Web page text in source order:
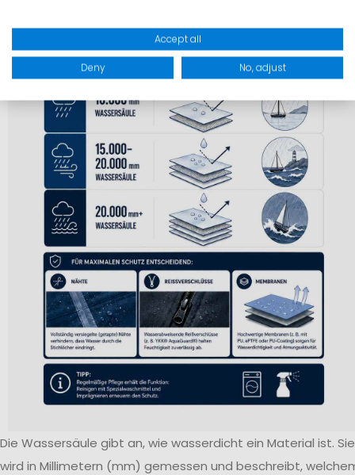
Die Wassersäule gibt an, wie wasserdicht ein Material ist. Sie
wird in Millimetern (mm) gemessen und beschreibt,
Accept all
Deny No, adjust